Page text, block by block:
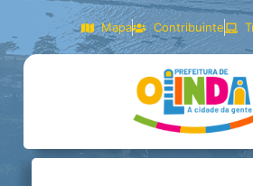
Mapa Contribuinte